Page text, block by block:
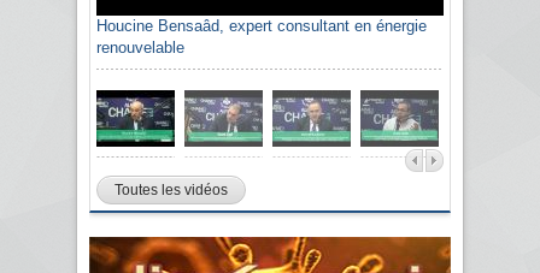
Houcine Bensaâd, expert consultant en énergie
renouvelable
Toutes les vidéos